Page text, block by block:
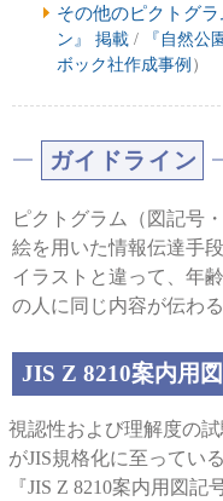
その他のピクトグラ
ン』 掲載/ 『自然公
ボック社作成事例 ）
ガイドライン
ピクトグラム（図記号
絵を用いた情報伝達手段
イラストと違って、年
の人に同じ内容が伝わ
JIS Z 8210案内用
視認性および理解度の
がJIS規格化に至ってい
『JIS Z 8210案内用図